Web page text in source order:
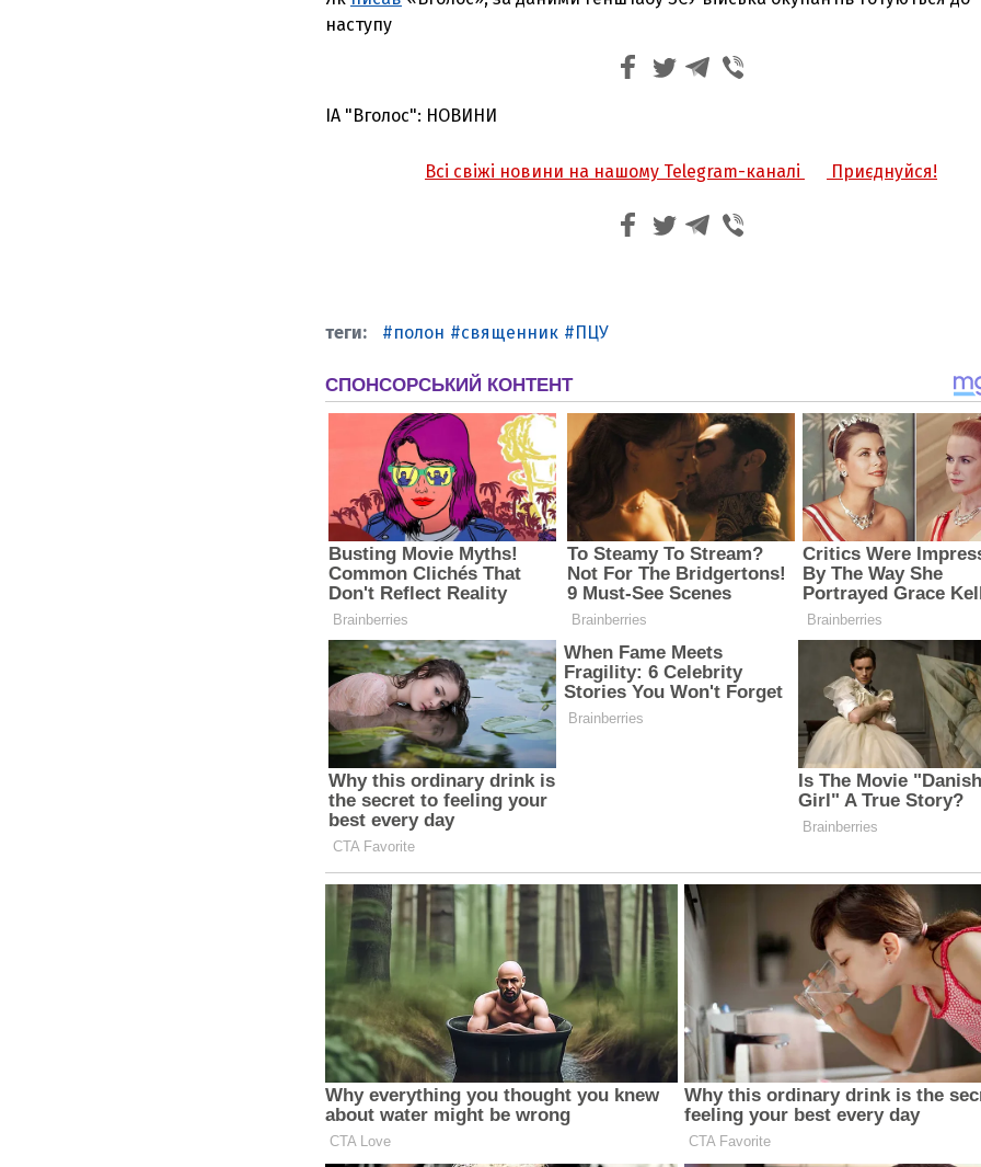
наступу
ІА "Вголос": НОВИНИ
Всі свіжі новини на нашому Telegram-каналі Приєднуйся!
полон священник ПЦУ
З'явилося відео знищеного ворожого